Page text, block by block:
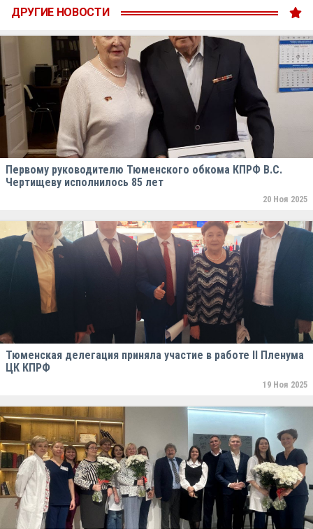
ДРУГИЕ НОВОСТИ
Первому руководителю Тюменского обкома КПРФ В.С.
Чертищеву исполнилось 85 лет
20 Ноя 2025
Тюменская делегация приняла участие в работе II Пленума
ЦК КПРФ
19 Ноя 2025